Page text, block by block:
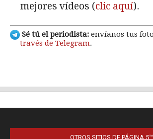
OTROS SITIOS DE PÁGINA 5™